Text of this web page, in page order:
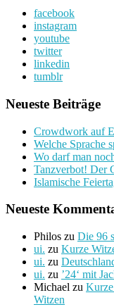
facebook
instagram
youtube
twitter
linkedin
tumblr
Neueste Beiträge
Crowdwork auf
Welche Sprache
Wo darf man
Tanzverbot! Der
Islamische
Neueste
Philos zu Die 96
ui. zu Kurze
ui. zu
ui. zu ’24‘ mit
Michael zu
Witzen